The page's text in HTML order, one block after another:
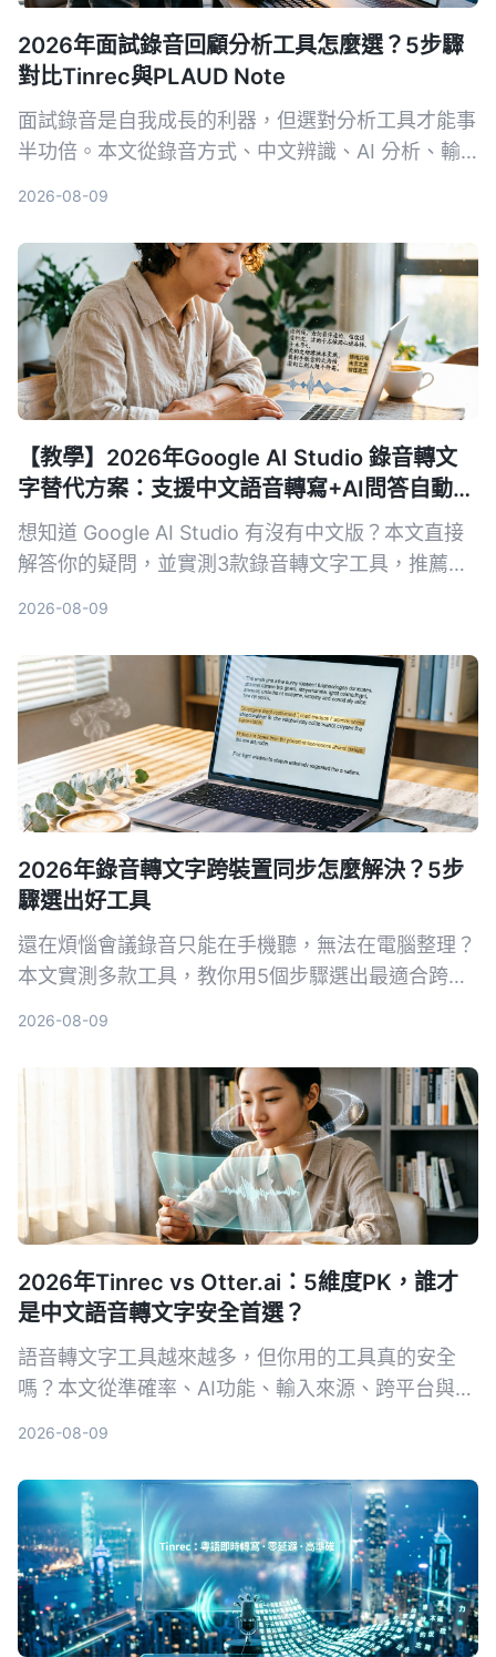
2026年面試錄音回顧分析工具怎麼選？5步驟
對比Tinrec與PLAUD Note
面試錄音是自我成長的利器，但選對分析工具才能事
半功倍。本文從錄音方式、中文辨識、AI 分析、輸
面試回顧的 AI 工具。
2026-08-09
【教學】2026年Google AI Studio 錄音轉文
字替代方案：支援中文語音轉寫+AI問答自動摘
要
想知道 Google AI Studio 有沒有中文版？本文直接
解答你的疑問，並實測3款錄音轉文字工具，推薦
2026-08-09
2026年錄音轉文字跨裝置同步怎麼解決？5步
驟選出好工具
還在煩惱會議錄音只能在手機聽，無法在電腦整理？
本文實測多款工具，教你用5個步驟選出最適合跨裝
2026-08-09
2026年Tinrec vs Otter.ai：5維度PK，誰才
是中文語音轉文字安全首選？
語音轉文字工具越來越多，但你用的工具真的安全
嗎？本文從準確率、AI功能、輸入來源、跨平台與數
選出最適合且可靠的工具。
2026-08-09